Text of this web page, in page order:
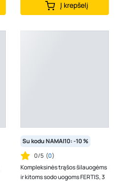
Į krepšelį
Su kodu NAMAI10: -10 %
0/5 (0)
Kompleksinės trąšos šilauogėms
ir kitoms sodo uogoms FERTIS, 3